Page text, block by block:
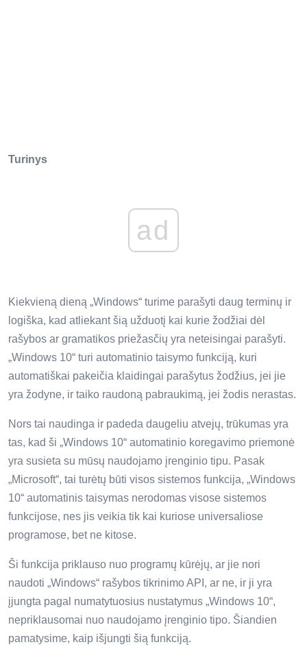
Turinys
ad
Kiekvieną dieną „Windows“ turime parašyti daug terminų ir
logiška, kad atliekant šią užduotį kai kurie žodžiai dėl
rašybos ar gramatikos priežasčių yra neteisingai parašyti.
„Windows 10“ turi automatinio taisymo funkciją, kuri
automatiškai pakeičia klaidingai parašytus žodžius, jei jie
yra žodyne, ir taiko raudoną pabraukimą, jei žodis nerastas.
Nors tai naudinga ir padeda daugeliu atvejų, trūkumas yra
tas, kad ši „Windows 10“ automatinio koregavimo priemonė
yra susieta su mūsų naudojamo įrenginio tipu. Pasak
„Microsoft“, tai turėtų būti visos sistemos funkcija, „Windows
10“ automatinis taisymas nerodomas visose sistemos
funkcijose, nes jis veikia tik kai kuriose universaliose
programose, bet ne kitose.
Ši funkcija priklauso nuo programų kūrėjų, ar jie nori
naudoti „Windows“ rašybos tikrinimo API, ar ne, ir ji yra
įjungta pagal numatytuosius nustatymus „Windows 10“,
nepriklausomai nuo naudojamo įrenginio tipo. Šiandien
pamatysime, kaip išjungti šią funkciją.